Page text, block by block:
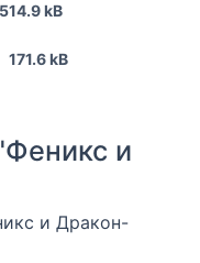
514.9 kB
171.6 kB
и
и Дракон-